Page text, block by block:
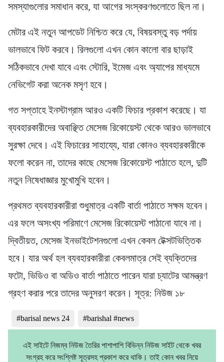
সমস্যাগুলোর সমাধান করে, যা আগের সংস্করণগুলোতে ছিল না।
মেটার এই নতুন আপডেট নিশ্চিত করে যে, বিষয়বস্তু বড় পর্দায়
ভালভাবে ফিট করবে। রিলগুলো এখন কোন কালো বার ছাড়াই
সঠিকভাবে দেখা যাবে এবং স্টোরি, ইমেজ এবং অ্যাপের মাধ্যমে
নেভিগেট করা অনেক মসৃণ হবে।
গত সপ্তাহে ইনস্টাগ্রাম আরও একটি ফিচার প্রকাশ করেছে। যা
ব্যবহারকারীদের অবাঞ্ছিত মেসেজ রিকোয়েস্ট থেকে আরও ভালভাবে
সুরক্ষা দেবে। এই ফিচারের সাহায্যে, যারা কোনও ব্যবহারকারীকে
ফলো করেন না, তাদের কাছে মেসেজ রিকোয়েস্ট পাঠাতে হলে, দুটি
নতুন নিষেধাজ্ঞার মুখোমুখি হবেন।
প্রথমত ব্যবহারকারীরা শুধুমাত্র একটি বার্তা পাঠাতে সক্ষম হবেন।
এর ফলে অসংখ্য পরিমাণে মেসেজ রিকোয়েস্ট পাঠানো যাবে না।
দ্বিতীয়ত, মেসেজ ইনভাইটেশনগুলো এখন কেবল টেক্সটভিত্তিক
হবে। যার অর্থ হল ব্যবহারকারীরা কেবলমাত্র সেই ব্যক্তিদের
ফটো, ভিডিও বা অডিও বার্তা পাঠাতে পারেন যারা চ্যাটের আমন্ত্রণ
গ্রহণ করার পরে তাদের অনুসরণ করেন। সূত্র: নিউজ ১৮
#barisal news 24 #barishal #news
এই সাইটে নিজম্ব নিউজ তৈরির পাশাপাশি বিভিন্ন নিউজ সাইট থেকে খবর
সংগ্রহ করে সংশ্লিষ্ট সূত্রসহ প্রকাশ করে থাকি। তাই কোন খবর নিয়ে